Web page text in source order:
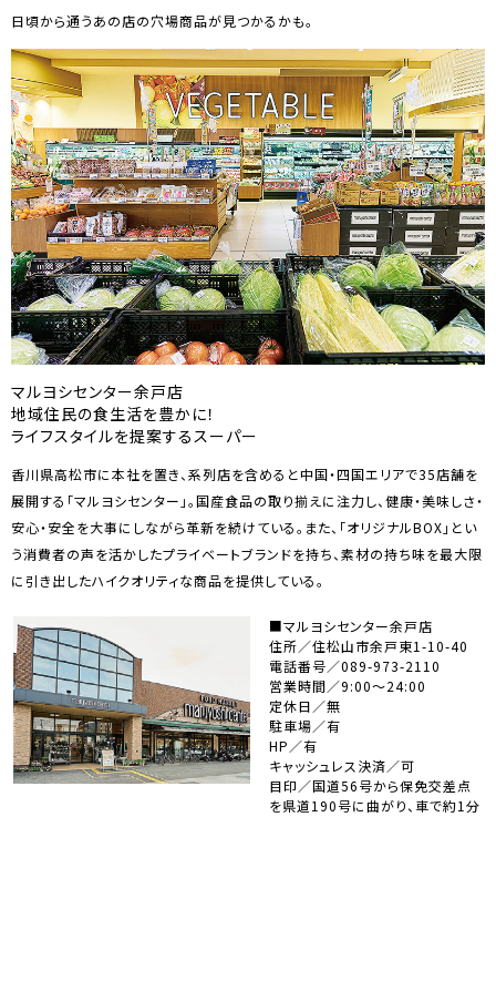
日頃から通うあの店の穴場商品が見つかるかも。
マルヨシセンター余戸店
地域住民の食生活を豊かに！
ライフスタイルを提案するスーパー
香川県高松市に本社を置き、系列店を含めると中国・四国エリアで35店舗を
展開する「マルヨシセンター」。国産食品の取り揃えに注力し、健康・美味しさ・
安心・安全を大事にしながら革新を続けている。また、「オリジナルBOX」とい
う消費者の声を活かしたプライベートブランドを持ち、素材の持ち味を最大限
に引き出したハイクオリティな商品を提供している。
■マルヨシセンター余戸店
住所／住松山市余戸東1-10-40
電話番号／089-973-2110
営業時間／9:00～24:00
定休日／無
駐車場／有
HP／有
キャッシュレス決済／可
目印／国道56号から保免交差点
を県道190号に曲がり、車で約1分